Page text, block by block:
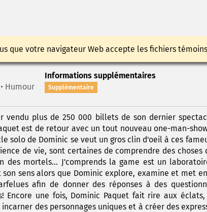
que votre navigateur Web accepte les fichiers
Humour
Informations supplémentaires
Supplémentaire
vendu plus de 250 000 billets de son dernier
est de retour avec un tout nouveau one-man-
solo de Dominic se veut un gros clin d'oeil à ces
de vie, sont certaines de comprendre des choses
des mortels... J'comprends la game est un
sens alors que Dominic explore, examine et met
afin de donner des réponses à des
Encore une fois, Dominic Paquet fait rire aux
des personnages uniques et à créer des